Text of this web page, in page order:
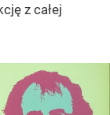
z całej